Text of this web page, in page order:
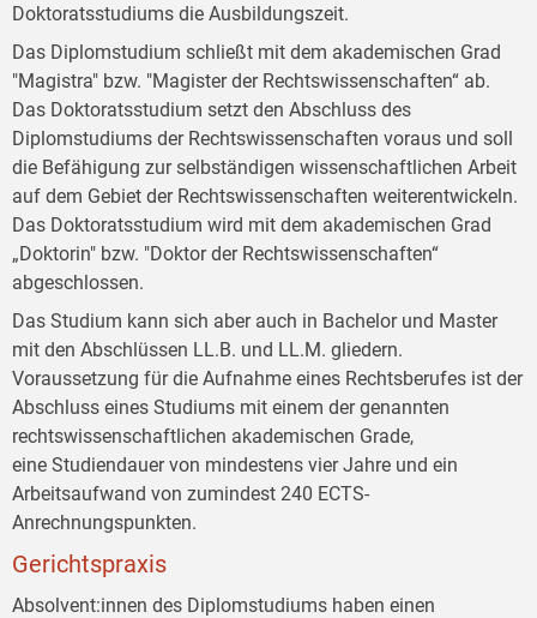
Doktoratsstudiums die Ausbildungszeit.
Das Diplomstudium schließt mit dem akademischen Grad
"Magistra" bzw. "Magister der Rechtswissenschaften“ ab.
Das Doktoratsstudium setzt den Abschluss des
Diplomstudiums der Rechtswissenschaften voraus und soll
die Befähigung zur selbständigen wissenschaftlichen Arbeit
auf dem Gebiet der Rechtswissenschaften weiterentwickeln.
Das Doktoratsstudium wird mit dem akademischen Grad
„Doktorin" bzw. "Doktor der Rechtswissenschaften“
abgeschlossen.
Das Studium kann sich aber auch in Bachelor und Master
mit den Abschlüssen LL.B. und LL.M. gliedern.
Voraussetzung für die Aufnahme eines Rechtsberufes ist der
Abschluss eines Studiums mit einem der genannten
rechtswissenschaftlichen akademischen Grade,
eine Studiendauer von mindestens vier Jahre und ein
Arbeitsaufwand von zumindest 240 ECTS-
Anrechnungspunkten.
Gerichtspraxis
Absolvent:innen des Diplomstudiums haben einen